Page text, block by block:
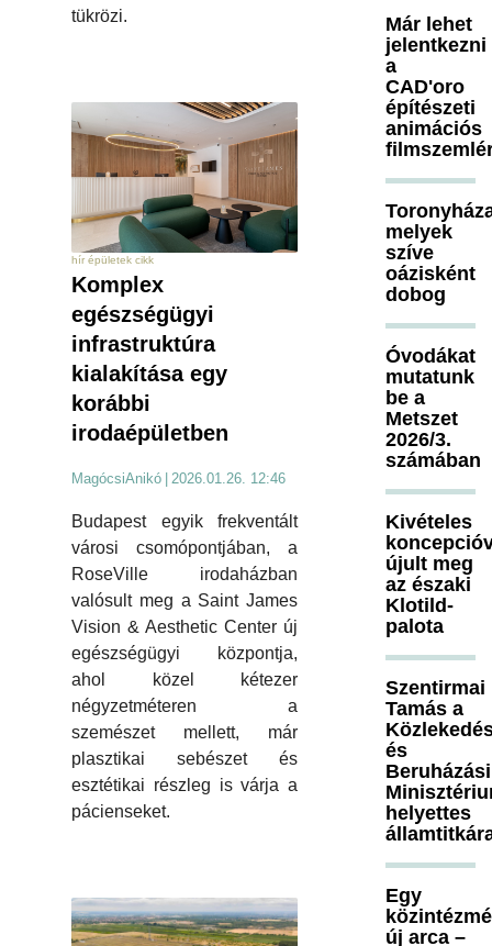
tükrözi.
hír épületek cikk
Komplex
egészségügyi
infrastruktúra
kialakítása egy
korábbi
irodaépületben
MagócsiAnikó 2026.01.26. 12:46
Budapest egyik frekventált
városi csomópontjában, a
RoseVille irodaházban
valósult meg a Saint James
Vision & Aesthetic Center új
egészségügyi központja,
ahol közel kétezer
négyzetméteren a
szemészet mellett, már
plasztikai sebészet és
esztétikai részleg is várja a
pácienseket.
Már lehet
jelentkezni
a
CAD'oro
építészeti
animációs
melyek
szíve
oázisként
dobog
Óvodákat
mutatunk
be a
Metszet
2026/3.
számában
Kivételes
újult meg
az északi
Klotild-
palota
Szentirmai
Tamás a
és
Beruházási
helyettes
Egy
új arca –